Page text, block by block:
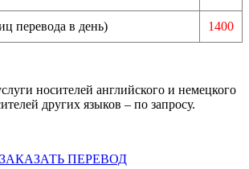
перевода в день) 1400
носителей английского и немецкого
других языков – по запросу.
ЗАКАЗАТЬ ПЕРЕВОД